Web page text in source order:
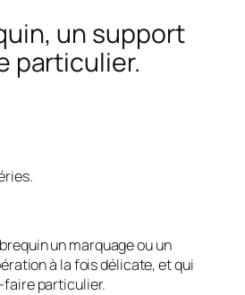
un support
particulier.
un marquage ou un
à la fois délicate, et qui
faire particulier.